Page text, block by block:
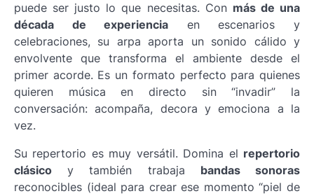
puede ser justo lo que necesitas. Con más de una
década de experiencia en escenarios y
celebraciones, su arpa aporta un sonido cálido y
envolvente que transforma el ambiente desde el
primer acorde. Es un formato perfecto para quienes
quieren música en directo sin “invadir” la
conversación: acompaña, decora y emociona a la
vez.
Su repertorio es muy versátil. Domina el repertorio
clásico y también trabaja bandas sonoras
reconocibles (ideal para crear ese momento “piel de